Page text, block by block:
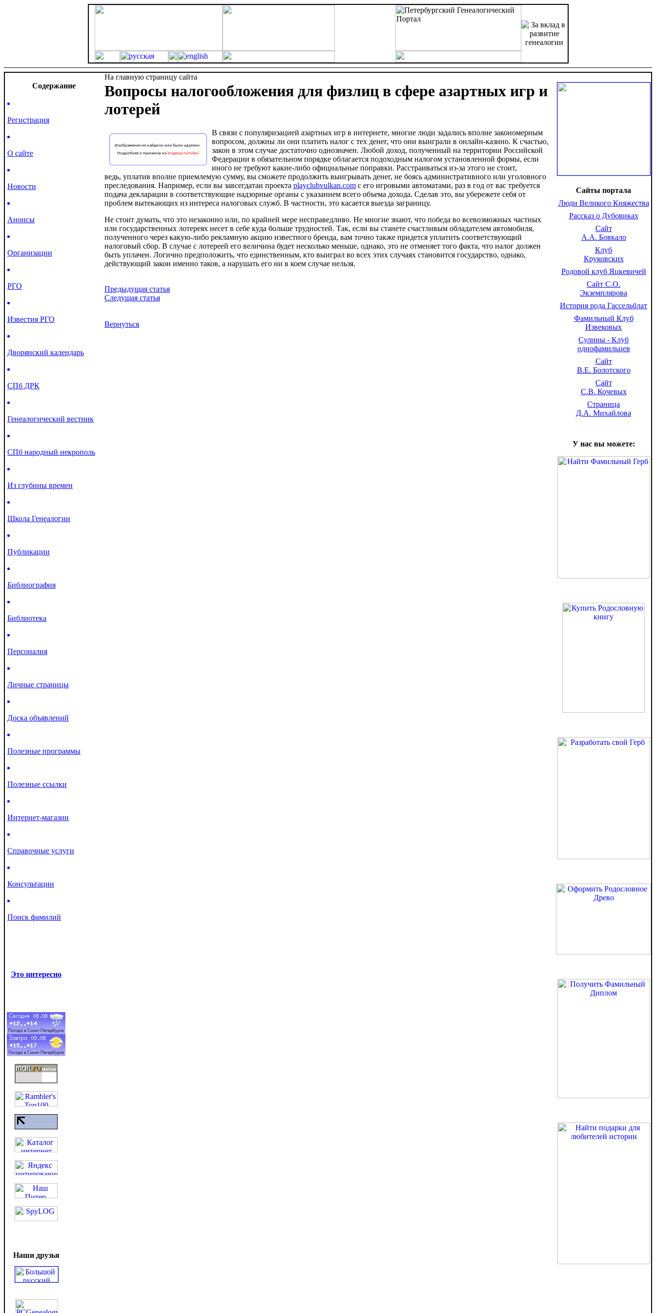
Cодержание
Регистрация
О сайте
Новости
Анонсы
Организации
РГО
Известия РГО
Дворянский календарь
СПб ДРК
Генеалогический вестник
СПб народный некрополь
Из глубины времен
Школа Генеалогии
Публикации
Библиография
Библиотека
Персоналия
Личные страницы
Доска объявлений
Полезные программы
Полезные ссылки
Интернет-магазин
Справочные услуги
Консультации
Поиск фамилий
Это интересно
Наши друзья
На главную страницу сайта
Вопросы налогообложения для физлиц в сфере азартных игр и
лотерей
В связи с популяризацией азартных игр в интернете, многие люди задались вполне закономерным
вопросом, должны ли они платить налог с тех денег, что они выиграли в онлайн-казино. К счастью,
закон в этом случае достаточно однозначен. Любой доход, полученный на территории Российской
Федерации в обязательном порядке облагается подоходным налогом установленной формы, если
иного не требуют какие-либо официальные поправки. Расстраиваться из-за этого не стоит,
ведь, уплатив вполне приемлемую сумму, вы сможете продолжить выигрывать денег, не боясь административного или уголовного
преследования. Например, если вы завсегдатаи проекта playclubvulkan.com с его игровыми автоматами, раз в год от вас требуется
подача декларации в соответствующие надзорные органы с указанием всего объема дохода. Сделав это, вы убережете себя от
проблем вытекающих из интереса налоговых служб. В частности, это касается выезда заграницу.
Не стоит думать, что это незаконно или, по крайней мере несправедливо. Не многие знают, что победа во всевозможных частных
или государственных лотереях несет в себе куда больше трудностей. Так, если вы станете счастливым обладателем автомобиля,
полученного через какую-либо рекламную акцию известного бренда, вам точно также придется уплатить соответствующий
налоговый сбор. В случае с лотереей его величина будет несколько меньше, однако, это не отменяет того факта, что налог должен
быть уплачен. Логично предположить, что единственным, кто выиграл во всех этих случаях становится государство, однако,
действующий закон именно таков, а нарушать его ни в коем случае нельзя.
Предыдущая статья
Следущая статья
Вернуться
Сайты портала
Люди Великого Княжества
Рассказ о Дубовиках
Сайт
А.А. Бовкало
Клуб
Круковских
Родовой клуб Яцкевичей
Сайт С.О.
Экземплярова
История рода Гассельблат
Фамильный Клуб
Извековых
Сулины - Клуб
однофамильцев
Сайт
В.Е. Болотского
Сайт
С.В. Кочевых
Страница
Д.А. Михайлова
У нас вы можете: